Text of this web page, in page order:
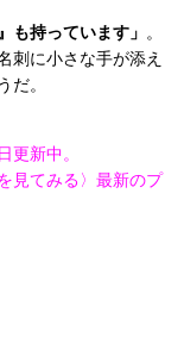
も持っています」 。
刺に小さな手が添え
だ。
更新中。
見てみる〉最新のプ